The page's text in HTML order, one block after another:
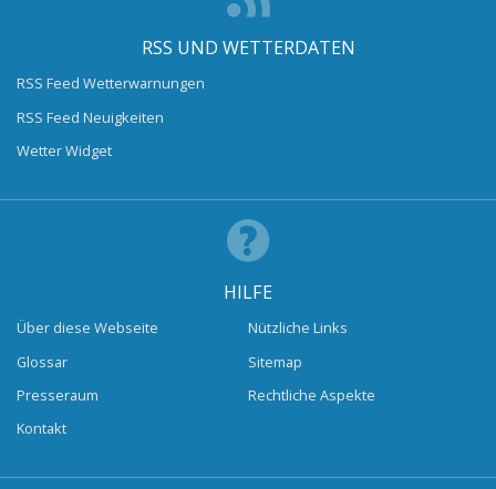
RSS UND WETTERDATEN
RSS Feed Wetterwarnungen
RSS Feed Neuigkeiten
Wetter Widget
HILFE
Über diese Webseite
Glossar
Presseraum
Kontakt
Nützliche Links
Sitemap
Rechtliche Aspekte